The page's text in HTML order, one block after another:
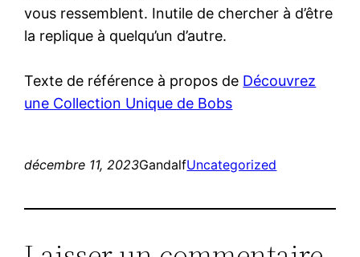
vous ressemblent. Inutile de chercher à d’être
la replique à quelqu’un d’autre.
Texte de référence à propos de Découvrez
une Collection Unique de Bobs
décembre 11, 2023GandalfUncategorized